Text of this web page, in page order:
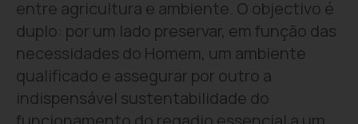
entre agricultura e ambiente. O objectivo é
duplo: por um lado preservar, em função das
necessidades do Homem, um ambiente
qualificado e assegurar por outro a
indispensável sustentabilidade do